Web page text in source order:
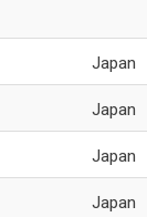
Japan
Japan
Japan
Japan